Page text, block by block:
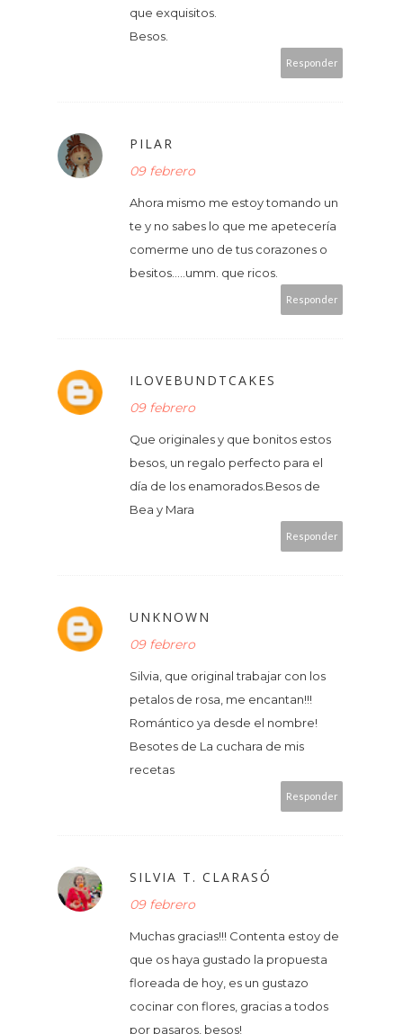
que exquisitos.
Besos.
Responder
PILAR
09 febrero
Ahora mismo me estoy tomando un
te y no sabes lo que me apetecería
comerme uno de tus corazones o
besitos.....umm. que ricos.
Responder
ILOVEBUNDTCAKES
09 febrero
Que originales y que bonitos estos
besos, un regalo perfecto para el
día de los enamorados.Besos de
Bea y Mara
Responder
UNKNOWN
09 febrero
Silvia, que original trabajar con los
petalos de rosa, me encantan!!!
Romántico ya desde el nombre!
Besotes de La cuchara de mis
recetas
Responder
SILVIA T. CLARASÓ
09 febrero
Muchas gracias!!! Contenta estoy de
que os haya gustado la propuesta
floreada de hoy, es un gustazo
cocinar con flores, gracias a todos
por pasaros, besos!